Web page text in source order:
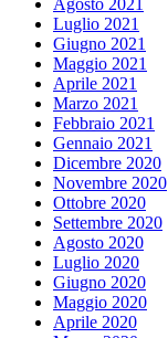
Luglio 2021
Giugno 2021
Maggio 2021
Aprile 2021
Marzo 2021
Febbraio 2021
Gennaio 2021
Dicembre 2020
Novembre 2020
Ottobre 2020
Settembre 2020
Agosto 2020
Luglio 2020
Giugno 2020
Maggio 2020
Aprile 2020